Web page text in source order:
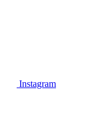
Instagram